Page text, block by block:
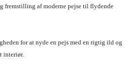
fremstilling af moderne pejse til flydende
for at nyde en pejs med en rigtig ild og
interiør.